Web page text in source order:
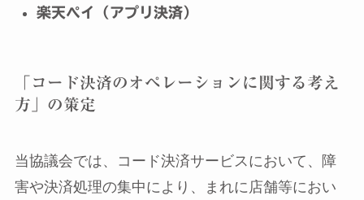
楽天ペイ（アプリ決済）
「コード決済のオペレーションに関する考え
方」の策定
当協議会では、コード決済サービスにおいて、障
害や決済処理の集中により、まれに店舗等におい